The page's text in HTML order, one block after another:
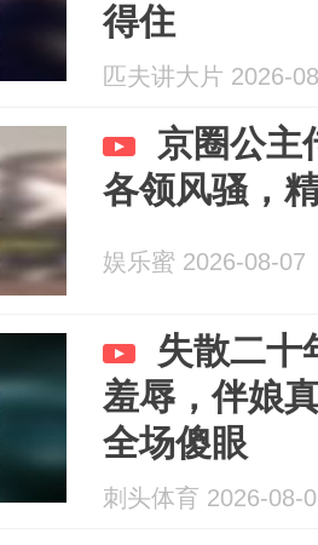
得住
匹夫讲大片 2026-
京圈公主
各领风骚，
娱乐蜜 2026-08-07
失散二十
羞辱，伴娘
全场傻眼
刺头体育 2026-08-